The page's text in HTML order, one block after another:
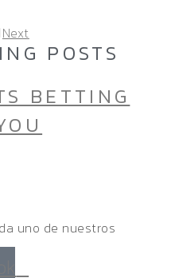
Next
POSTS
BETTING
uno de nuestros